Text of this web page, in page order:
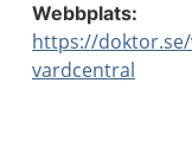
Webbplats:
https://
vardcentral